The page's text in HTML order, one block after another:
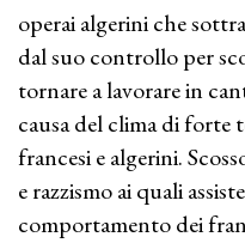
operai algerini che
dal suo controllo per
tornare a lavorare in
causa del clima di forte
francesi e algerini.
e razzismo ai quali
comportamento dei